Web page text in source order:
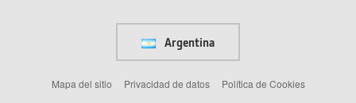
Argentina
Mapa del sitio Privacidad de datos Política de Cookies